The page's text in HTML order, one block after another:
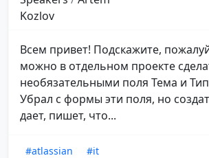
Kozlov
Всем привет! Подскажите,
можно в отдельном проекте
необязательными поля Тема и
Убрал с формы эти поля, но
дает, пишет, что...
#atlassian
#it